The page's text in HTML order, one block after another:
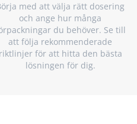
med att välja rätt dosering
och ange hur många
du behöver. Se till
att följa rekommenderade
för att hitta den bästa
lösningen för dig.